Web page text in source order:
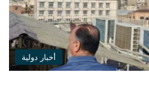
أخبار دولية